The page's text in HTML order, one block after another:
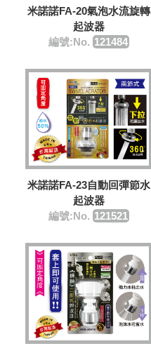
米諾諾FA-20氣泡水流旋轉
起波器
編號:No. 121484
米諾諾FA-23自動回彈節水
起波器
編號:No. 121521